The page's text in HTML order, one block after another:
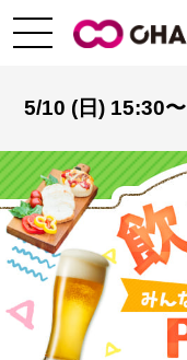
5/10 (日) 15:30〜